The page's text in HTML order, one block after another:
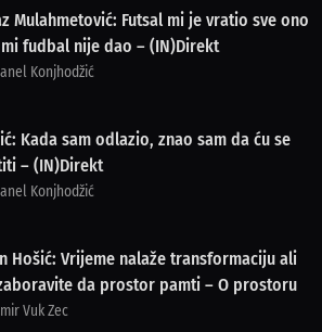
Mulahmetović: Futsal mi je vratio sve ono
fudbal nije dao – (IN)Direkt
Konjhodžić
Kada sam odlazio, znao sam da ću se
– (IN)Direkt
Konjhodžić
Hošić: Vrijeme nalaže transformaciju ali
da prostor pamti – O prostoru
Vuk Zec